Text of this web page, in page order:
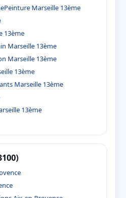
Peinture Marseille 13ème
13ème
Marseille 13ème
Marseille 13ème
13ème
Marseille 13ème
13ème